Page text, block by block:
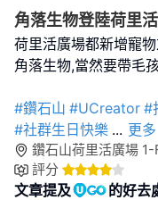
角落生物登陸荷里
荷里活廣場都新增寵
角落生物,當然要帶毛
#鑽石山 #UCreator #
#社群生日快樂 ... 更多
鑽石山荷里活廣場
評分
文章提及 的好去